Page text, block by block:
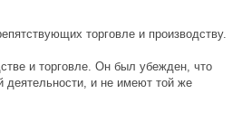
торговле и производству.
и торговле. Он был убежден, что
деятельности, и не имеют той же